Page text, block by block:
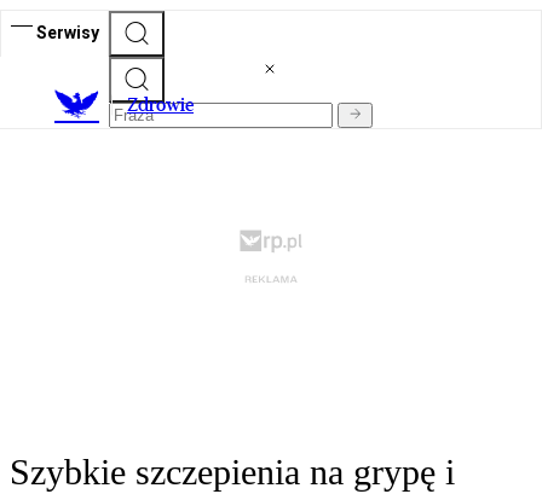
Serwisy
Zdrowie
Szybkie szczepienia na grypę i